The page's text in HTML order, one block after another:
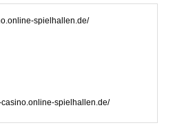
spielhallen.de/
casino.online-spielhallen.de/